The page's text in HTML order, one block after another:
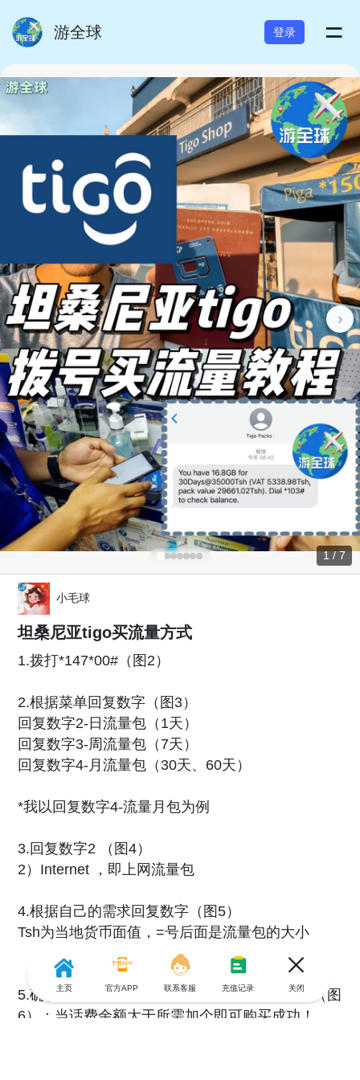
游全球 登录 =
›
1 / 7
小毛球
坦桑尼亚tigo买流量方式
1.拨打*147*00#（图2）
2.根据菜单回复数字（图3）
回复数字2-日流量包（1天）
回复数字3-周流量包（7天）
回复数字4-月流量包（30天、60天）
*我以回复数字4-流量月包为例
3.回复数字2 （图4）
2）Internet ，即上网流量包
4.根据自己的需求回复数字（图5）
Tsh为当地货币面值，=号后面是流量包的大小
5.确认订购，请回复数字1；即用话费余额支付（图
主页 官方APP 联系客服 充值记录 关闭